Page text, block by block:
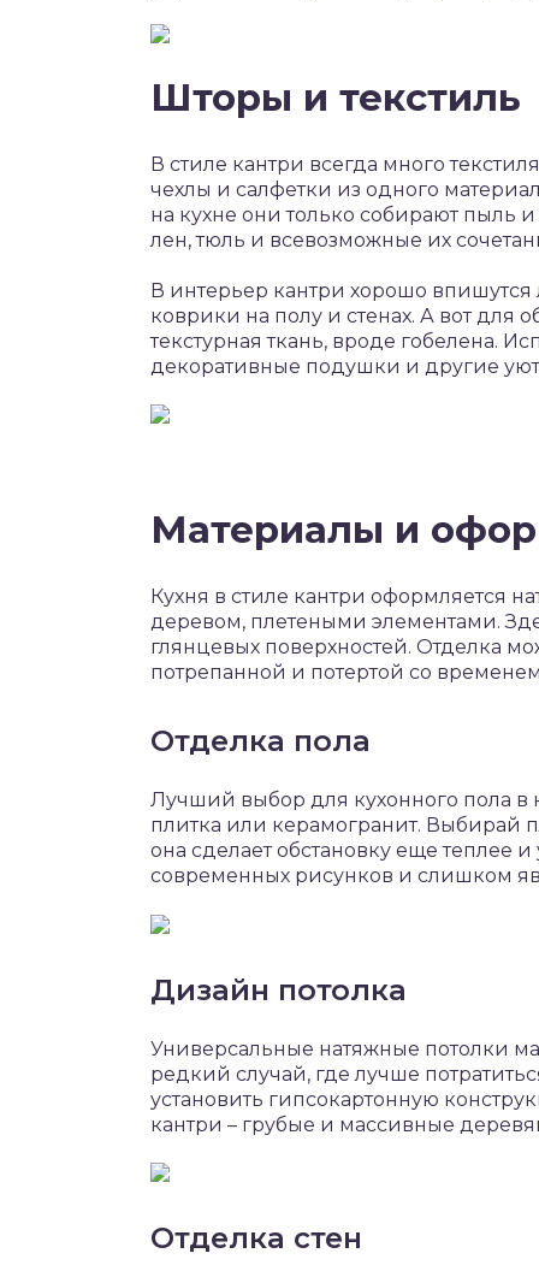
Шторы и текстиль
В стиле кантри всегда много
чехлы и салфетки из одного
на кухне они только собирают пыль
лен, тюль и всевозможные их
В интерьер кантри хорошо впишутся
коврики на полу и стенах. А вот для
текстурная ткань, вроде гобелена.
декоративные подушки и другие
Материалы и
Кухня в стиле кантри оформляется
деревом, плетеными элементами.
глянцевых поверхностей. Отделка
потрепанной и потертой со
Отделка пола
Лучший выбор для кухонного пола в
плитка или керамогранит. Выбирай
она сделает обстановку еще теплее
современных рисунков и слишком
Дизайн потолка
Универсальные натяжные потолки
редкий случай, где лучше
установить гипсокартонную
кантри – грубые и массивные
Отделка стен